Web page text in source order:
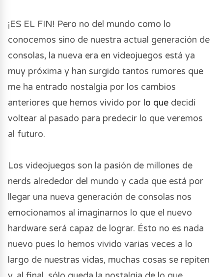
¡ES EL FIN! Pero no del mundo como lo
conocemos sino de nuestra actual generación de
consolas, la nueva era en videojuegos está ya
muy próxima y han surgido tantos rumores que
me ha entrado nostalgia por los cambios
anteriores que hemos vivido por lo que decidí
voltear al pasado para predecir lo que veremos
al futuro.
Los videojuegos son la pasión de millones de
nerds alrededor del mundo y cada que está por
llegar una nueva generación de consolas nos
emocionamos al imaginarnos lo que el nuevo
hardware será capaz de lograr. Ésto no es nada
nuevo pues lo hemos vivido varias veces a lo
largo de nuestras vidas, muchas cosas se repiten